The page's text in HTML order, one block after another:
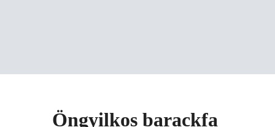
Öngyilkos barackfa